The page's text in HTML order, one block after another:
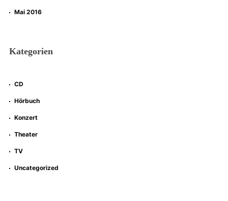
Mai 2016
Kategorien
CD
Hörbuch
Konzert
Theater
TV
Uncategorized